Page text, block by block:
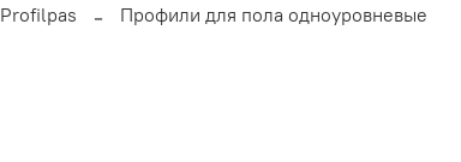
Profilpas Профили для пола одноуровневые